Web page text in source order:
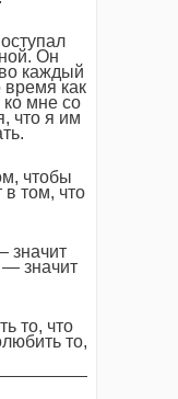
Он
каждый
время как
мне со
что я им
чтобы
в том, что
значит
— значит
то, что
то,